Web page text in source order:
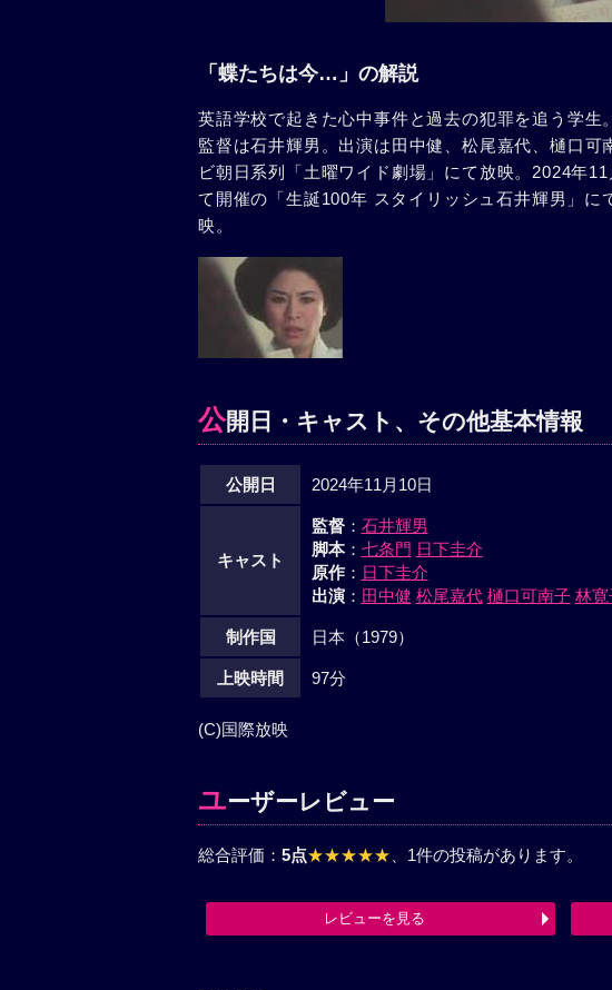
「蝶たちは今…」の解説
英語学校で起きた心中事件と過去の犯罪を追う学生
監督は石井輝男。出演は田中健、松尾嘉代、樋口
ビ朝日系列「土曜ワイド劇場」にて放映。2024年
て開催の「生誕100年 スタイリッシュ石井輝男」に
映。
公開日・キャスト、その他基本情報
公開日 2024年11月10日
キャスト
監督： 石井輝男
脚本： 七条門 日下圭介
原作： 日下圭介
出演： 田中健 松尾嘉代 樋口可南子 林寛
制作国 日本（1979）
上映時間 97分
(C)国際放映
ユーザーレビュー
総合評価： 5点★★★★★ 、1件の投稿があります。
レビューを見る